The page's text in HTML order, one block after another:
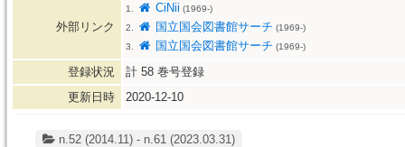
外部リンク
1. CiNii (1969-)
2.
国立国会図書館サーチ (1969-)
3.
国立国会図書館サーチ (1969-)
登録状況 計 58 巻号登録
更新日時
2020-12-10
n.52 (2014.11) - n.61 (2023.03.31)